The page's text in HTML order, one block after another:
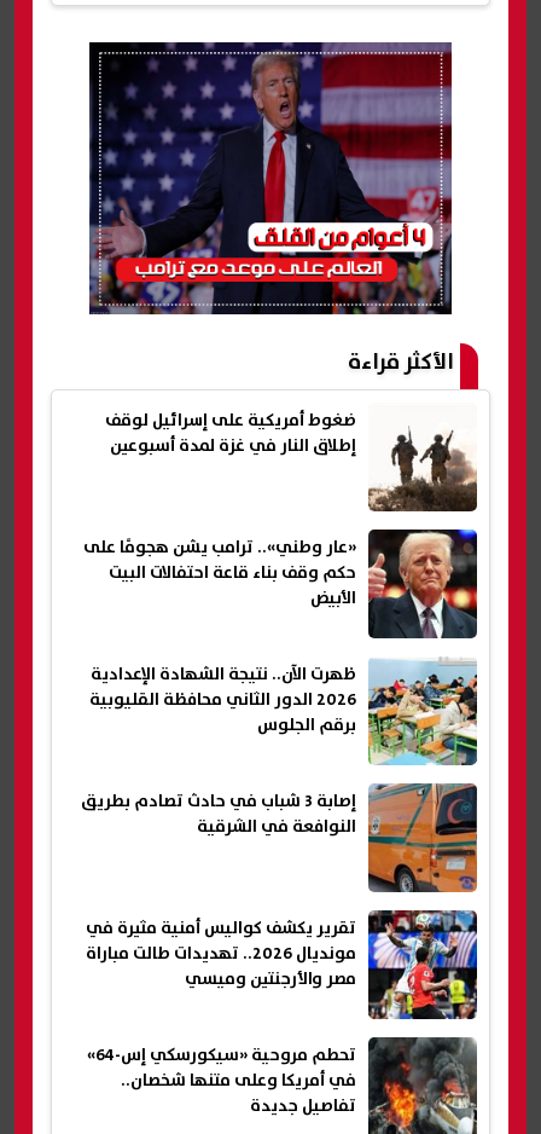
الأكثر قراءة
ضغوط أمريكية على إسرائيل لوقف
إطلاق النار في غزة لمدة أسبوعين
«عار وطني».. ترامب يشن هجومًا على
حكم وقف بناء قاعة احتفالات البيت
الأبيض
ظهرت الآن.. نتيجة الشهادة الإعدادية
2026 الدور الثاني محافظة القليوبية
برقم الجلوس
إصابة 3 شباب في حادث تصادم بطريق
النوافعة في الشرقية
تقرير يكشف كواليس أمنية مثيرة في
مونديال 2026.. تهديدات طالت مباراة
مصر والأرجنتين وميسي
تحطم مروحية «سيكورسكي إس-64»
في أمريكا وعلى متنها شخصان..
تفاصيل جديدة